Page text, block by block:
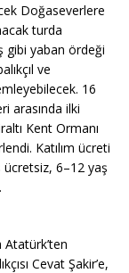
Doğaseverlere
turda
gibi yaban ördeği
ve
16
arasında ilki
Kent Ormanı
Katılım ücreti
6–12 yaş
Atatürk’ten
Cevat Şakir’e,